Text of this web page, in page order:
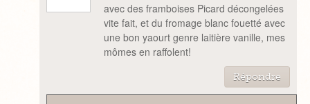
avec des framboises Picard décongelées
vite fait, et du fromage blanc fouetté avec
une bon yaourt genre laitière vanille, mes
mômes en raffolent!
Répondre